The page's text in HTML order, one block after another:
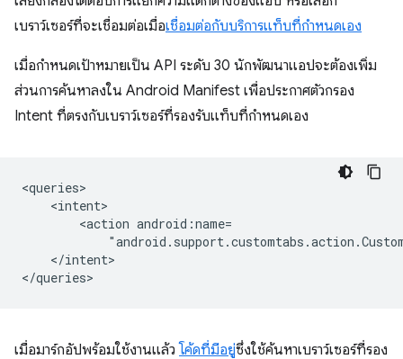
เบราว์เซอร์ที่จะเชื่อมต่อเมื่อเชื่อมต่อกับบริการแท็บที่กำหนดเอง
เมื่อกำหนดเป้าหมายเป็น API ระดับ 30 นักพัฒนาแอปจะต้องเพิ่ม
ส่วนการค้นหาลงใน Android Manifest เพื่อประกาศตัวกรอง
Intent ที่ตรงกับเบราว์เซอร์ที่รองรับแท็บที่กำหนดเอง
<action
</intent>
เมื่อมาร์กอัปพร้อมใช้งานแล้ว โค้ดที่มีอยู่ซึ่งใช้ค้นหาเบราว์เซอร์ที่รอง